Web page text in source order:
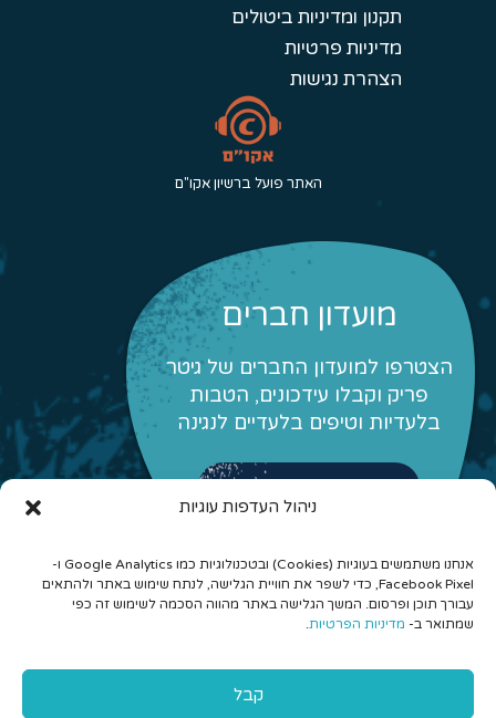
ניהול העדפות עוגיות
אנחנו משתמשים בעוגיות (Cookies) ובטכנולוגיות כמו Google Analytics ו-
Facebook Pixel, כדי לשפר את חוויית הגלישה, לנתח שימוש באתר ולהתאים
עבורך תוכן ופרסום. המשך הגלישה באתר מהווה הסכמה לשימוש זה כפי
שמתואר ב- מדיניות הפרטיות.
קבל
תקנון ומדיניות ביטולים
מדיניות פרטיות
הצהרת נגישות
האתר פועל ברשיון אקו"ם
מועדון חברים
הצטרפו למועדון החברים של גיטר
פריק וקבלו עידכונים, הטבות
בלעדיות וטיפים בלעדיים לנגינה
© 2026 כל הזכויות שמורות לגיטר פריק - לימוד גיטרה אונליין